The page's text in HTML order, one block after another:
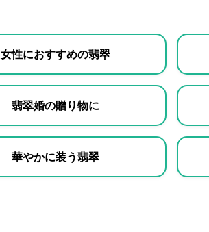
女性におすすめの翡翠
翡翠婚の贈り物に
華やかに装う翡翠